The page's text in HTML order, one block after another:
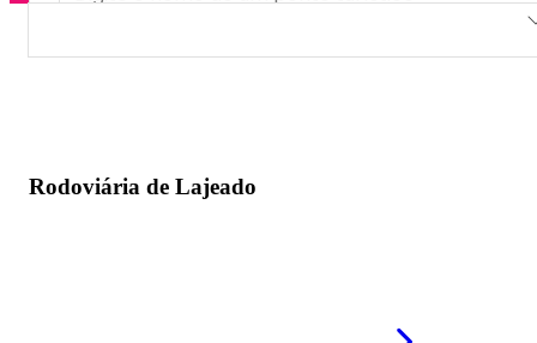
Rodoviária de Lajeado